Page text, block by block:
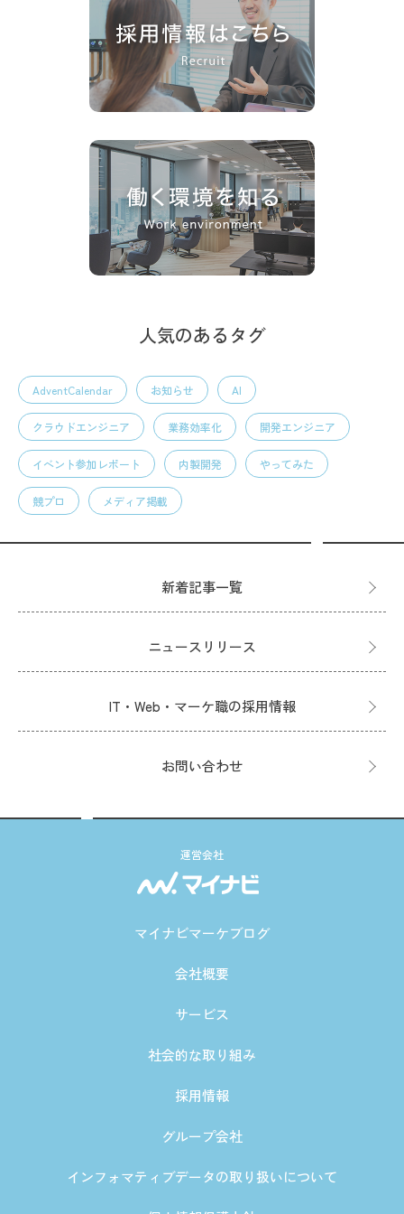
人気のあるタグ
AdventCalendar お知らせ AI
クラウドエンジニア 業務効率化 開発エンジニア
イベント参加レポート 内製開発 やってみた
競プロ メディア掲載
新着記事一覧
ニュースリリース
IT・Web・マーケ職の採用情報
お問い合わせ
運営会社
マイナビマーケブログ
会社概要
サービス
社会的な取り組み
採用情報
グループ会社
インフォマティブデータの取り扱いについて